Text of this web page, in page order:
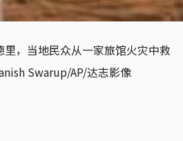
，当地民众从一家旅馆火灾中救
Swarup/AP/达志影像